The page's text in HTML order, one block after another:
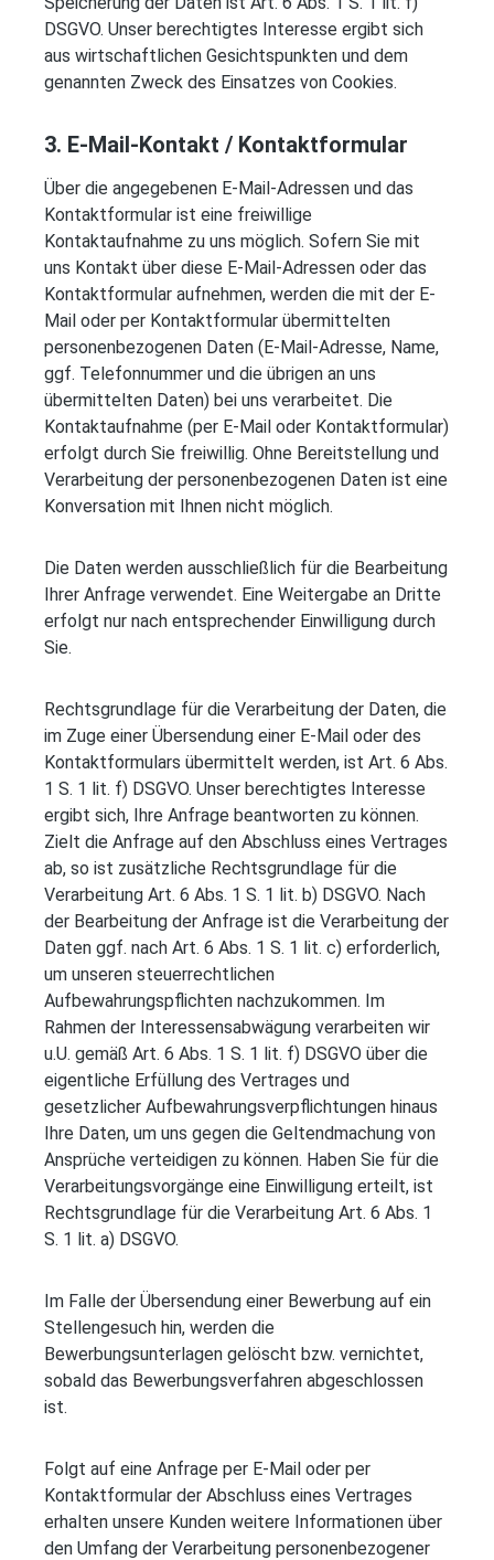
DSGVO. Unser berechtigtes Interesse ergibt sich
aus wirtschaftlichen Gesichtspunkten und dem
genannten Zweck des Einsatzes von Cookies.
3. E-Mail-Kontakt / Kontaktformular
Über die angegebenen E-Mail-Adressen und das
Kontaktformular ist eine freiwillige
Kontaktaufnahme zu uns möglich. Sofern Sie mit
uns Kontakt über diese E-Mail-Adressen oder das
Kontaktformular aufnehmen, werden die mit der E-
Mail oder per Kontaktformular übermittelten
personenbezogenen Daten (E-Mail-Adresse, Name,
ggf. Telefonnummer und die übrigen an uns
übermittelten Daten) bei uns verarbeitet. Die
Kontaktaufnahme (per E-Mail oder Kontaktformular)
erfolgt durch Sie freiwillig. Ohne Bereitstellung und
Verarbeitung der personenbezogenen Daten ist eine
Konversation mit Ihnen nicht möglich.
Die Daten werden ausschließlich für die Bearbeitung
Ihrer Anfrage verwendet. Eine Weitergabe an Dritte
erfolgt nur nach entsprechender Einwilligung durch
Sie.
Rechtsgrundlage für die Verarbeitung der Daten, die
im Zuge einer Übersendung einer E-Mail oder des
Kontaktformulars übermittelt werden, ist Art. 6 Abs.
1 S. 1 lit. f) DSGVO. Unser berechtigtes Interesse
ergibt sich, Ihre Anfrage beantworten zu können.
Zielt die Anfrage auf den Abschluss eines Vertrages
ab, so ist zusätzliche Rechtsgrundlage für die
Verarbeitung Art. 6 Abs. 1 S. 1 lit. b) DSGVO. Nach
der Bearbeitung der Anfrage ist die Verarbeitung der
Daten ggf. nach Art. 6 Abs. 1 S. 1 lit. c) erforderlich,
um unseren steuerrechtlichen
Aufbewahrungspflichten nachzukommen. Im
Rahmen der Interessensabwägung verarbeiten wir
u.U. gemäß Art. 6 Abs. 1 S. 1 lit. f) DSGVO über die
eigentliche Erfüllung des Vertrages und
gesetzlicher Aufbewahrungsverpflichtungen hinaus
Ihre Daten, um uns gegen die Geltendmachung von
Ansprüche verteidigen zu können. Haben Sie für die
Verarbeitungsvorgänge eine Einwilligung erteilt, ist
Rechtsgrundlage für die Verarbeitung Art. 6 Abs. 1
S. 1 lit. a) DSGVO.
Im Falle der Übersendung einer Bewerbung auf ein
Stellengesuch hin, werden die
Bewerbungsunterlagen gelöscht bzw. vernichtet,
sobald das Bewerbungsverfahren abgeschlossen
ist.
Folgt auf eine Anfrage per E-Mail oder per
Kontaktformular der Abschluss eines Vertrages
erhalten unsere Kunden weitere Informationen über
den Umfang der Verarbeitung personenbezogener